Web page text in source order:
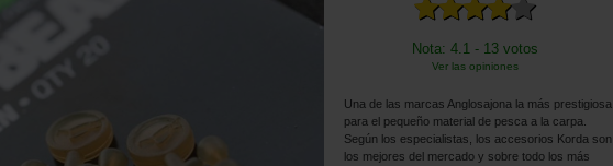
Nota: 4.1 - 13 votos
Ver las opiniones
Una de las marcas Anglosajona la más prestigiosa
para el pequeño material de pesca a la carpa.
Según los especialistas, los accesorios Korda son
los mejores del mercado y sobre todo los más